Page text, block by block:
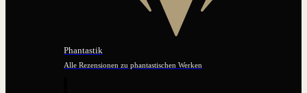
Phantastik
Alle Rezensionen zu phantastischen Werken